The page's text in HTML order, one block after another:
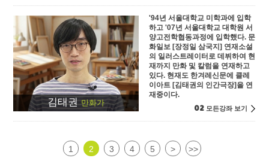
김태권만화가
'94년 서울대학교 미학과에 입학
하고 '07년 서울대학교 대학원 서
양고전학협동과정에 입학했다. 문
화일보 [장정일 삼국지] 연재소설
의 일러스트레이터로 데뷔하여 현
재까지 만화 및 칼럼을 연재하고
있다. 현재도 한겨레신문에 클레
이아트 [김태권의 인간극장]을 연
재중이다.
02모든강좌 보기
1 2 3 4 5 > >>